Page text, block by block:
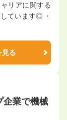
リアに関する
ています◎ ・
見る
業で機械